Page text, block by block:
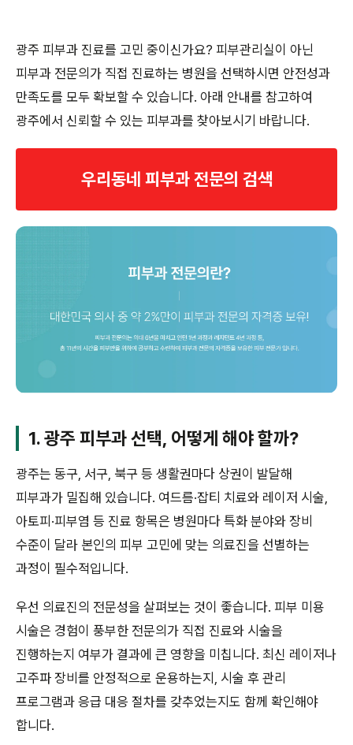
광주 피부과 진료를 고민 중이신가요? 피부관리실이 아닌
피부과 전문의가 직접 진료하는 병원을 선택하시면 안전성과
만족도를 모두 확보할 수 있습니다. 아래 안내를 참고하여
광주에서 신뢰할 수 있는 피부과를 찾아보시기 바랍니다.
우리동네 피부과 전문의 검색
1. 광주 피부과 선택, 어떻게 해야 할까?
광주는 동구, 서구, 북구 등 생활권마다 상권이 발달해
피부과가 밀집해 있습니다. 여드름·잡티 치료와 레이저 시술,
아토피·피부염 등 진료 항목은 병원마다 특화 분야와 장비
수준이 달라 본인의 피부 고민에 맞는 의료진을 선별하는
과정이 필수적입니다.
우선 의료진의 전문성을 살펴보는 것이 좋습니다. 피부 미용
시술은 경험이 풍부한 전문의가 직접 진료와 시술을
진행하는지 여부가 결과에 큰 영향을 미칩니다. 최신 레이저나
고주파 장비를 안정적으로 운용하는지, 시술 후 관리
프로그램과 응급 대응 절차를 갖추었는지도 함께 확인해야
합니다.